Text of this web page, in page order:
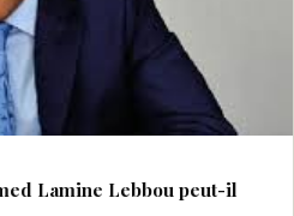
Lamine Lebbou peut-il